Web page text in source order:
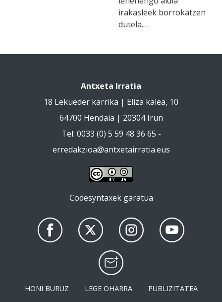
irakasleek borrokatzen
dutela.…
Antxeta Irratia
18 Lekueder karrika | Eliza kalea, 10
64700 Hendaia | 20304 Irun
Tel: 0033 (0) 5 59 48 36 65 -
erredakzioa@antxetairratia.eus
Codesyntaxek garatua
HONI BURUZ LEGE OHARRA
PUBLIZITATEA